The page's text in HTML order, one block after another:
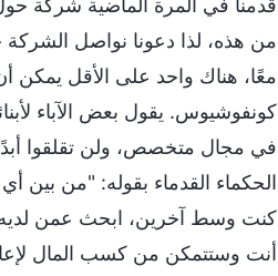
قدمنا في المرة الماضية شركة حول
من هذه، لذا دعونا نواصل الشركة
معًا، هناك واحد على الأقل
كونفوشيوس. يقول بعض الآباء
في مجال متخصص، ولن تقلقوا
الحكماء القدماء بقوله: "من
كنت وسط آخرين، ابحث عمن لديه
أنت وستتمكن من كسب المال